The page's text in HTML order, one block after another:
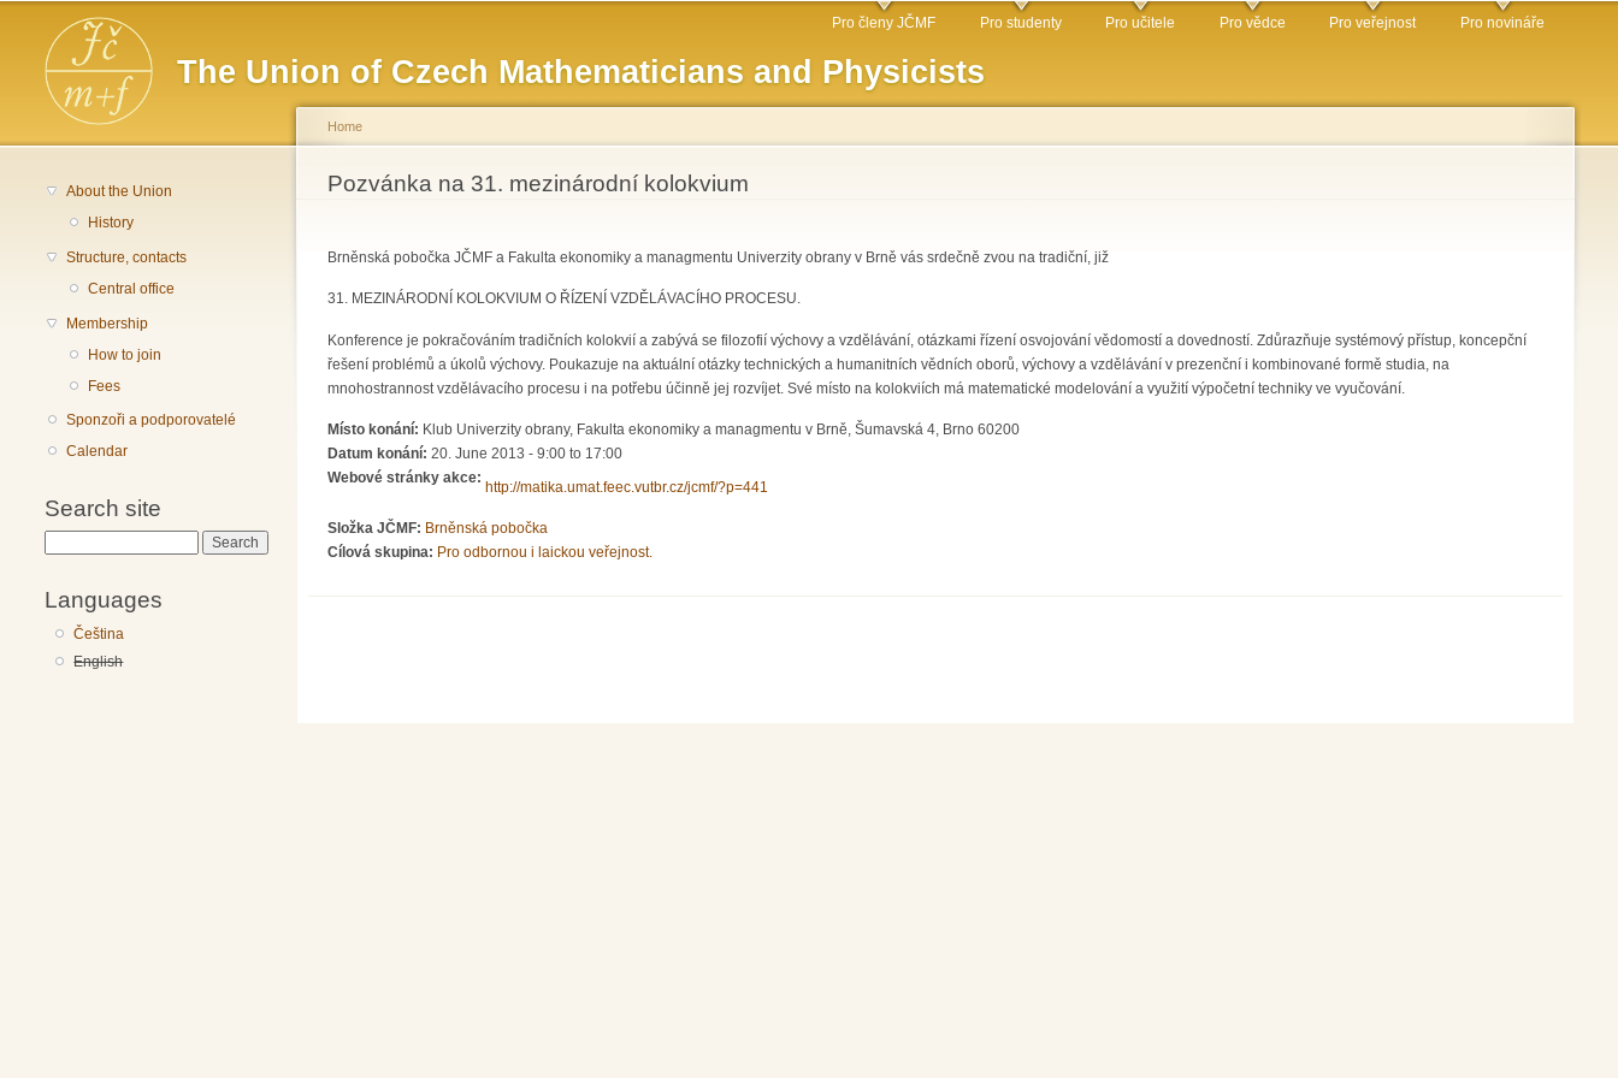
The Union of Czech Mathematicians and Physicists
Main menu Pro členy JČMF Pro studenty Pro učitele Pro vědce Pro veřejnost Pro novináře
About the Union
History
Structure, contacts
Central office
Membership
How to join
Fees
Sponzoři a podporovatelé
Calendar
Search site
Languages
Čeština
English
You are here
Home
Pozvánka na 31. mezinárodní kolokvium
Brněnská pobočka JČMF a Fakulta ekonomiky a managmentu Univerzity obrany v Brně vás srdečně zvou na tradiční, již
31. MEZINÁRODNÍ KOLOKVIUM O ŘÍZENÍ VZDĚLÁVACÍHO PROCESU.
Konference je pokračováním tradičních kolokvií a zabývá se filozofií výchovy a vzdělávání, otázkami řízení osvojování vědomostí a dovedností. Zdůrazňuje systémový přístup, koncepční
řešení problémů a úkolů výchovy. Poukazuje na aktuální otázky technických a humanitních vědních oborů, výchovy a vzdělávání v prezenční i kombinované formě studia, na
mnohostrannost vzdělávacího procesu i na potřebu účinně jej rozvíjet. Své místo na kolokviích má matematické modelování a využití výpočetní techniky ve vyučování.
Místo konání: Klub Univerzity obrany, Fakulta ekonomiky a managmentu v Brně, Šumavská 4, Brno 60200
Datum konání: 20. June 2013 - 9:00 to 17:00
Webové stránky akce:
http://matika.umat.feec.vutbr.cz/jcmf/?p=441
Složka JČMF: Brněnská pobočka
Cílová skupina: Pro odbornou i laickou veřejnost.